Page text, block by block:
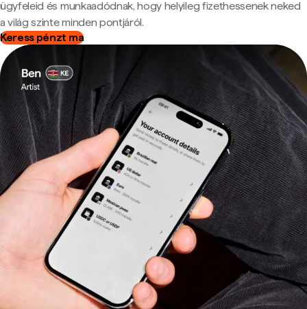
ügyfeleid és munkaadódnak, hogy helyileg fizethessenek neked
a világ szinte minden pontjáról.
Keress pénzt ma